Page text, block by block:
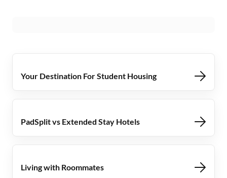
Your Destination For Student Housing
PadSplit vs Extended Stay Hotels
Living with Roommates